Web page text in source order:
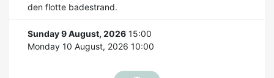
den flotte badestrand.
Sunday 9 August, 2026 15:00
Monday 10 August, 2026 10:00